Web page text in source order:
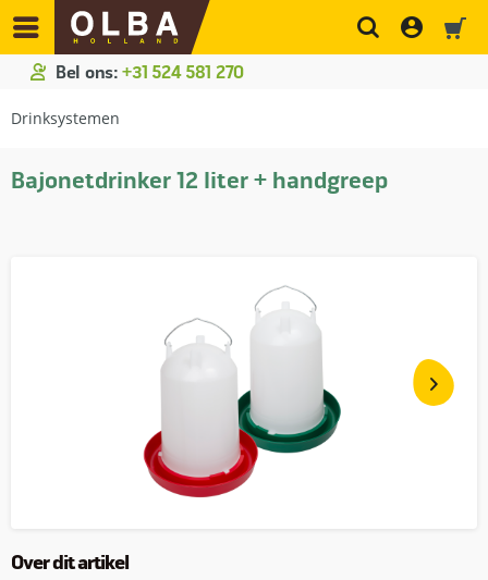
Bel ons: +31 524 581 270
Drinksystemen
Bajonetdrinker 12 liter + handgreep
Over dit artikel